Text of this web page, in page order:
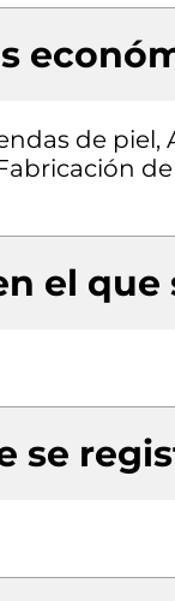
de piel,
el que
se